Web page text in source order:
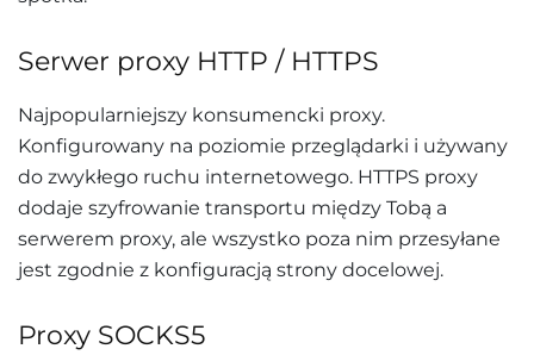
Serwer proxy HTTP / HTTPS
Najpopularniejszy konsumencki proxy.
Konfigurowany na poziomie przeglądarki i używany
do zwykłego ruchu internetowego. HTTPS proxy
dodaje szyfrowanie transportu między Tobą a
serwerem proxy, ale wszystko poza nim przesyłane
jest zgodnie z konfiguracją strony docelowej.
Proxy SOCKS5